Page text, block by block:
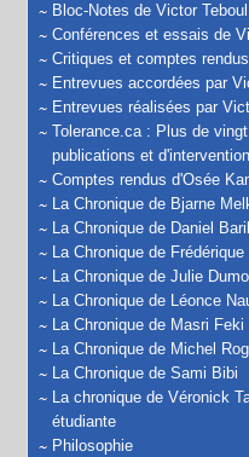
Bloc-Notes de Victor Teboul
Conférences et essais de
Critiques et comptes
Entrevues accordées par
Entrevues réalisées par
Tolerance.ca : Plus de
publications et
Comptes rendus d'Osée
La Chronique de Bjarne
La Chronique de Daniel Baril
La Chronique de Frédérique
La Chronique de Julie
La Chronique de Léonce
La Chronique de Masri Feki
La Chronique de Michel
La Chronique de Sami Bibi
La chronique de Véronick
étudiante
Philosophie